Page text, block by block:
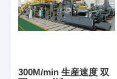
家
300M/min 生産速度 双